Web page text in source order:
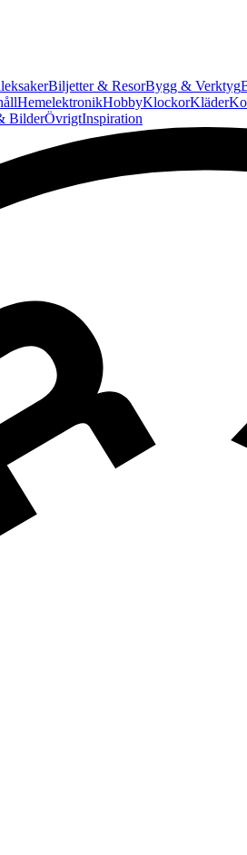
Biljetter & ResorBygg & Verktyg
HemelektronikHobbyKlockorKläder
BilderÖvrigtInspiration